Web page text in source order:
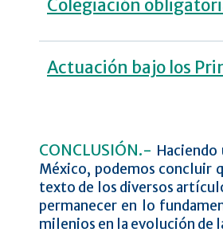
Colegiación
Actuación bajo los
CONCLUSIÓN.-
México, podemos concluir
texto de los diversos
permanecer en lo
milenios en la evolución de